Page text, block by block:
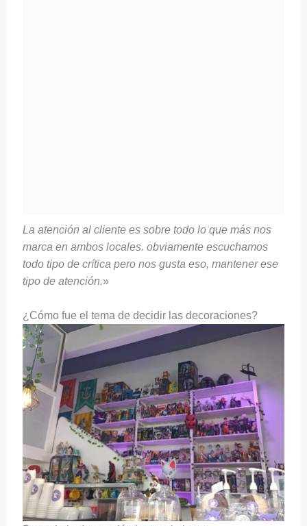
La atención al cliente es sobre todo lo que más nos
marca en ambos locales. obviamente escuchamos
todo tipo de crítica pero nos gusta eso, mantener ese
tipo de atención.»
¿Cómo fue el tema de decidir las decoraciones?